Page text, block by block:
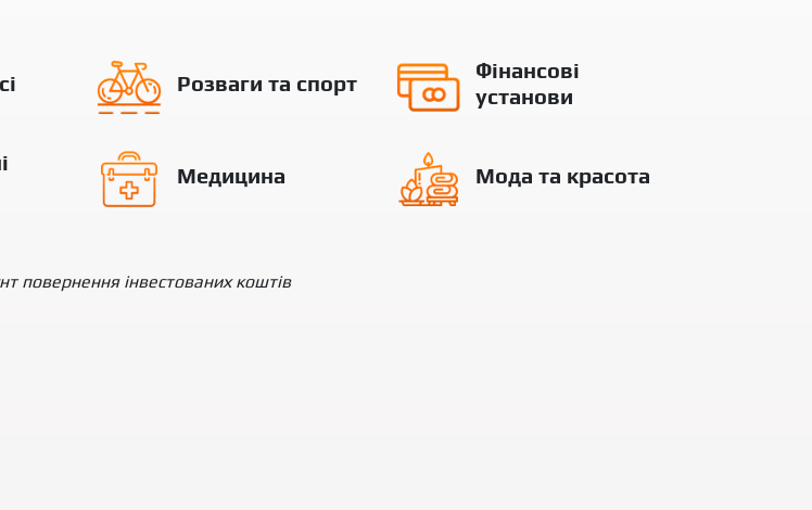
Розваги та спорт
Фінансові
установи
Медицина Мода та красота
повернення інвестованих коштів